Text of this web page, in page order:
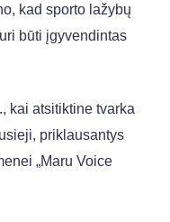
kad sporto lažybų
būti įgyvendintas
kai atsitiktine tvarka
priklausantys
„Maru Voice